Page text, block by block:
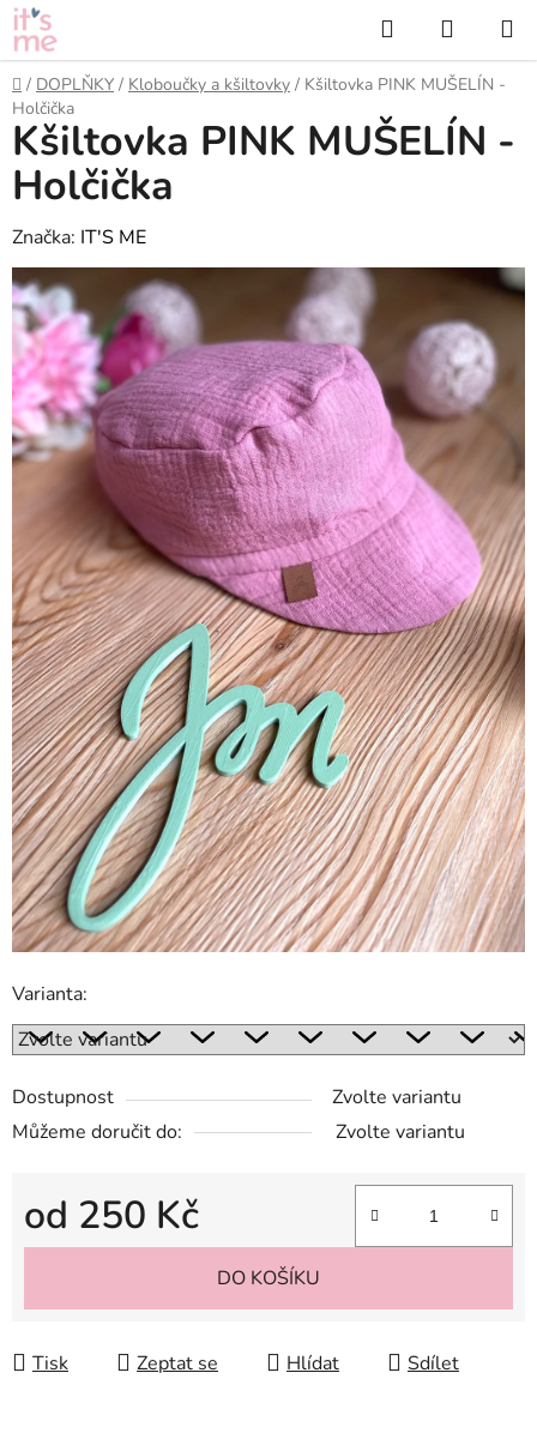
Přejít
na
obsah
Hledat
KOŠÍK
Domů
/ DOPLŇKY / Kloboučky a kšiltovky / Kšiltovka PINK MUŠELÍN -
Holčička
Varianta:
Dostupnost
Zvolte variantu
Můžeme doručit do:
Zvolte variantu
od 250 Kč
Měrná cena:
DO KOŠÍKU
Tisk Zeptat se Hlídat Sdílet
Kšiltovka PINK MUŠELÍN -
Holčička
Značka: IT'S ME